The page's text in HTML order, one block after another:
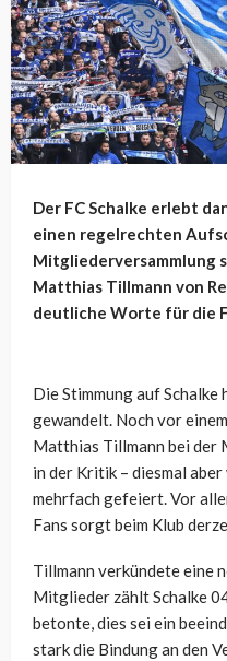
Der FC Schalke erlebt
einen regelrechten
Mitgliederversammlung
Matthias Tillmann von
deutliche Worte für die
Die Stimmung auf
gewandelt. Noch vor
Matthias Tillmann bei der
in der Kritik – diesmal
mehrfach gefeiert. Vor
Fans sorgt beim Klub
Tillmann verkündete eine
Mitglieder zählt Schalke
betonte, dies sei ein
stark die Bindung an den